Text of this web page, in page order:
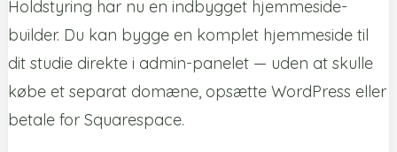
Holdstyring har nu en indbygget hjemmeside-
builder. Du kan bygge en komplet hjemmeside til
dit studie direkte i admin-panelet — uden at skulle
købe et separat domæne, opsætte WordPress eller
betale for Squarespace.